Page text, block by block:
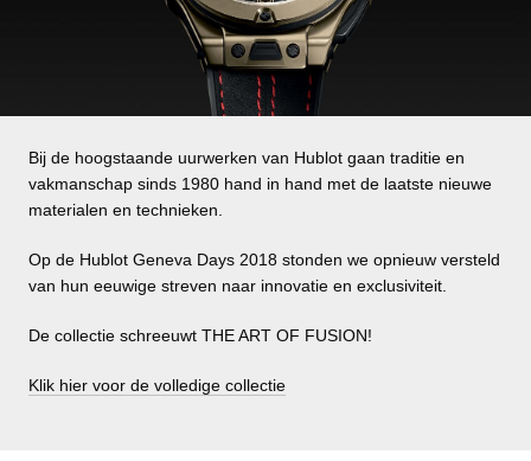
Bij de hoogstaande uurwerken van Hublot gaan traditie en
vakmanschap sinds 1980 hand in hand met de laatste nieuwe
materialen en technieken.
Op de Hublot Geneva Days 2018 stonden we opnieuw versteld
van hun eeuwige streven naar innovatie en exclusiviteit.
De collectie schreeuwt THE ART OF FUSION!
Klik hier voor de volledige collectie